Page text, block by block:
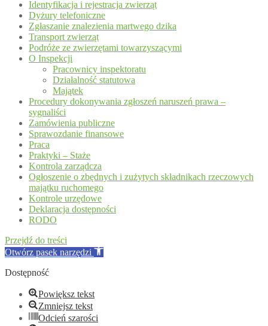
Identyfikacja i rejestracja zwierząt
Dyżury telefoniczne
Zgłaszanie znalezienia martwego dzika
Transport zwierząt
Podróże ze zwierzętami towarzyszącymi
O Inspekcji
Pracownicy inspektoratu
Działalność statutowa
Majątek
Procedury dokonywania zgłoszeń naruszeń prawa –
sygnaliści
Zamówienia publiczne
Sprawozdanie finansowe
Praca
Praktyki – Staże
Kontrola zarządcza
Ogłoszenie o zbędnych i zużytych składnikach rzeczowych
majątku ruchomego
Kontrole urzędowe
Deklaracja dostępności
RODO
Przejdź do treści
Otwórz pasek narzędzi
Dostępność
Powiększ tekst
Zmniejsz tekst
Odcień szarości